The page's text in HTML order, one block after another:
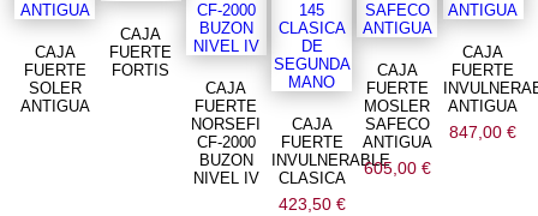
CAJA
FUERTE
SOLER
ANTIGUA
CAJA
FUERTE
FORTIS
CAJA
FUERTE
NORSEFI
CF-2000
BUZON
NIVEL IV
CAJA
FUERTE
INVULNERABLE
CLASICA
423,50 €
CAJA
FUERTE
MOSLER
SAFECO
ANTIGUA
605,00 €
CAJA
FUERTE
ANTIGUA
847,00€